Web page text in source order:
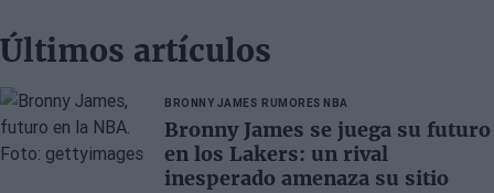
Últimos artículos
BRONNY JAMES RUMORES NBA
Bronny James se juega su futuro
en los Lakers: un rival
inesperado amenaza su sitio